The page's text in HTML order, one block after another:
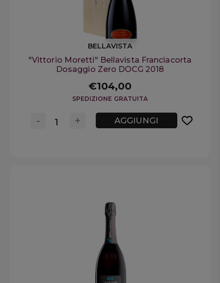
BELLAVISTA
"Vittorio Moretti" Bellavista Franciacorta
Dosaggio Zero DOCG 2018
€104,00
SPEDIZIONE GRATUITA
+
- AGGIUNGI